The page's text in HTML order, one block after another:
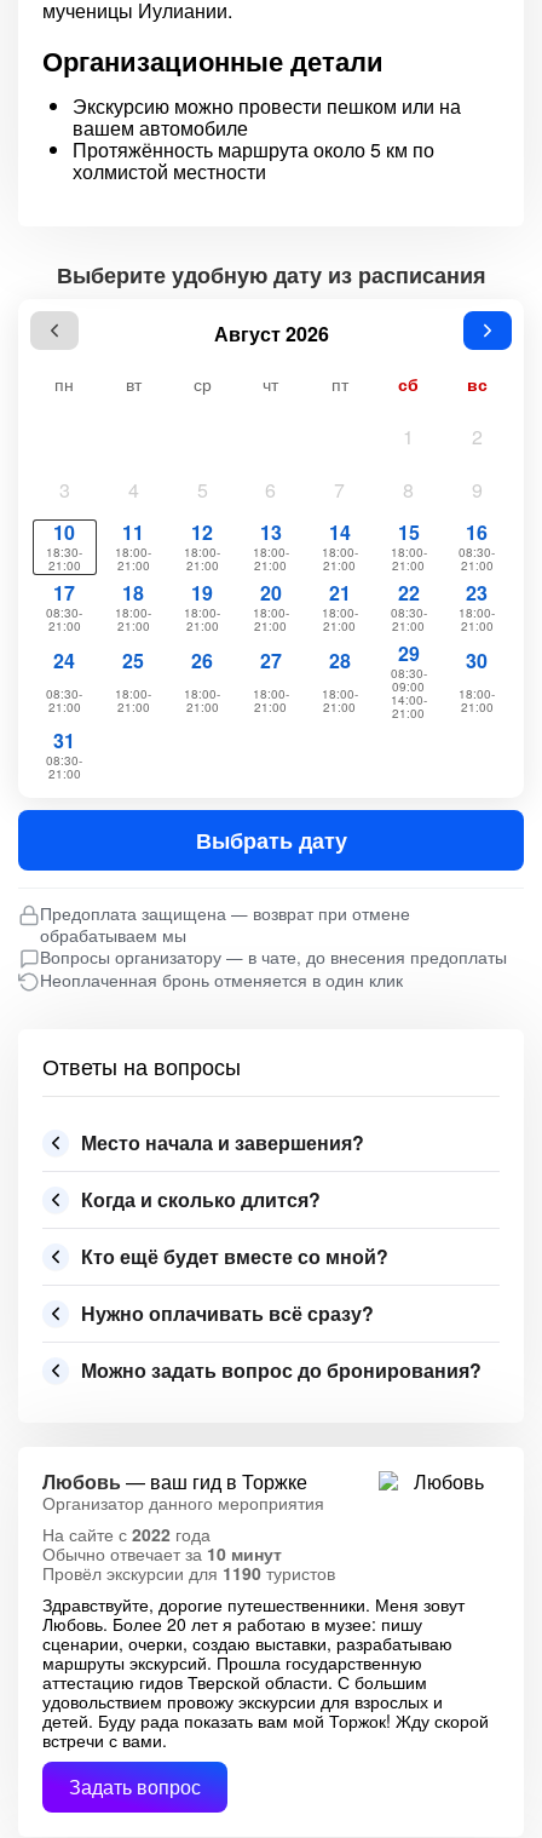
мученицы Иулиании.
Организационные детали
Экскурсию можно провести пешком или на
вашем автомобиле
Протяжённость маршрута около 5 км по
холмистой местности
Выберите удобную дату из расписания
Август 2026
пн вт ср чт пт сб вс
1
2
3
4 5 6 7 8
9
10
18:30-
21:00
11
18:00-
21:00
12
18:00-
21:00
13
18:00-
21:00
14
18:00-
21:00
15
18:00-
21:00
16
08:30-
21:00
17
08:30-
21:00
18
18:00-
21:00
19
18:00-
21:00
20
18:00-
21:00
21
18:00-
21:00
22
08:30-
21:00
23
18:00-
21:00
24
08:30-
21:00
25
18:00-
21:00
26
18:00-
21:00
27
18:00-
21:00
28
18:00-
21:00
29
08:30-
09:00
14:00-
21:00
30
18:00-
21:00
31
08:30-
21:00
Выбрать дату
Предоплата защищена — возврат при отмене
обрабатываем мы
Вопросы организатору — в чате, до внесения предоплаты
Неоплаченная бронь отменяется в один клик
Ответы на вопросы
Место начала и завершения?
Когда и сколько длится?
Кто ещё будет вместе со мной?
Нужно оплачивать всё сразу?
Можно задать вопрос до бронирования?
Любовь— ваш гид в Торжке
Организатор данного мероприятия
На сайте с 2022 года
Обычно отвечает за 10 минут
Провёл экскурсии для 1190 туристов
Здравствуйте, дорогие путешественники. Меня зовут
Любовь. Более 20 лет я работаю в музее: пишу
сценарии, очерки, создаю выставки, разрабатываю
маршруты экскурсий. Прошла государственную
аттестацию гидов Тверской области. С большим
удовольствием провожу экскурсии для взрослых и
детей. Буду рада показать вам мой Торжок! Жду скорой
встречи с вами.
Задать вопрос